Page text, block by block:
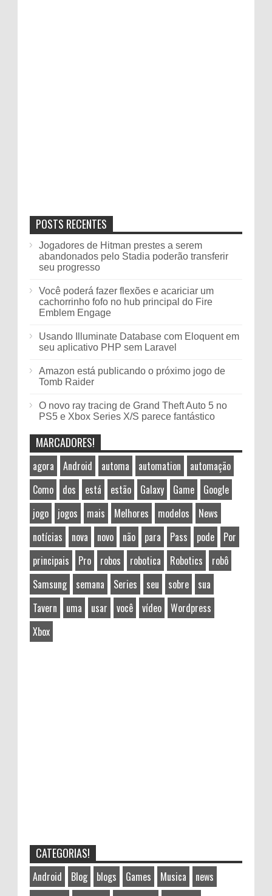
POSTS RECENTES
Jogadores de Hitman prestes a serem
abandonados pelo Stadia poderão transferir
seu progresso
Você poderá fazer flexões e acariciar um
cachorrinho fofo no hub principal do Fire
Emblem Engage
Usando Illuminate Database com Eloquent em
seu aplicativo PHP sem Laravel
Amazon está publicando o próximo jogo de
Tomb Raider
O novo ray tracing de Grand Theft Auto 5 no
PS5 e Xbox Series X/S parece fantástico
MARCADORES!
agora Android automa automation
automação
Como
dos está estão Galaxy Game
Google
jogo
jogos mais Melhores modelos
News
notícias
nova novo não para Pass pode
Por
principais
Pro robos robotica Robotics
robô
Samsung
semana Series seu sobre
sua
Tavern
uma usar você vídeo
Wordpress
Xbox
CATEGORIAS!
Android Blog blogs Games Musica
news